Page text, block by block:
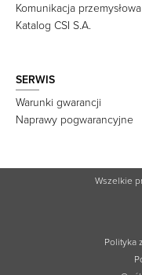
Komunikacja przemysłowa
Katalog CSI S.A.
SERWIS
Warunki gwarancji
Naprawy pogwarancyjne
Wszelkie
Polityka